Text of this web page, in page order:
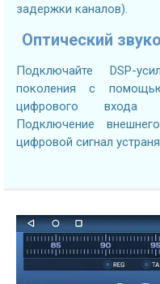
задержки каналов).
Оптический
Подключайте DSP-
поколения с
цифрового входа
Подключение
цифровой сигнал